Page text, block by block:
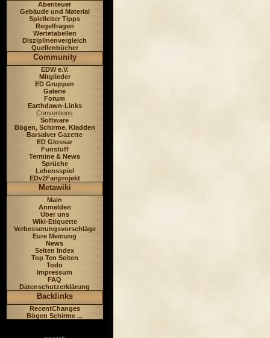
Abenteuer
Gebäude und Material
Spielleiter Tipps
Regelfragen
Wertetabellen
Disziplinenvergleich
Quellenbücher
Community
EDW e.V.
Mitglieder
ED Gruppen
Galerie
Forum
Earthdawn-Links
Conventions
Software
Bögen, Schirme, Kladden
Barsaiver Gazette
ED Glossar
Funstuff
Termine & News
Sprüche
Lehensspiel
EDv2Fanprojekt
Metawiki
Main
Anmelden
Über uns
Wiki-Etiquette
Verbesserungsvorschläge
Eure Meinung
News
Seiten Index
Top Ten Seiten
Todo
Impressum
FAQ
Datenschutzerklärung
Backlinks
RecentChanges
Bögen Schirme ...